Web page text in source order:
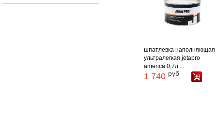
шпатлевка наполняющая
ультралегкая jetapro
america 0,7л ...
1 740 руб